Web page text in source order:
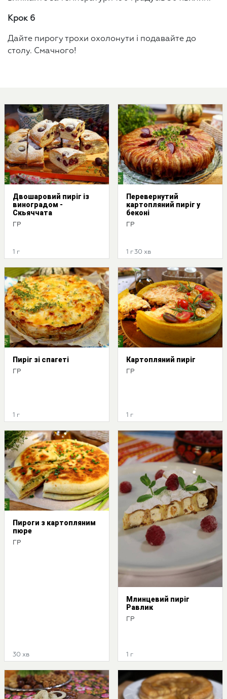
Крок 6
Дайте пирогу трохи охолонути і подавайте до
столу. Смачного!
Двошаровий пиріг із
виноградом -
Скьяччата
ГР
1 г
Перевернутий
картопляний пиріг у
беконі
ГР
1 г 30 хв
Пиріг зі спагеті
ГР
1 г
Картопляний пиріг
ГР
1 г
Пироги з картопляним
пюре
ГР
30 хв
Млинцевий пиріг
Равлик
ГР
1 г